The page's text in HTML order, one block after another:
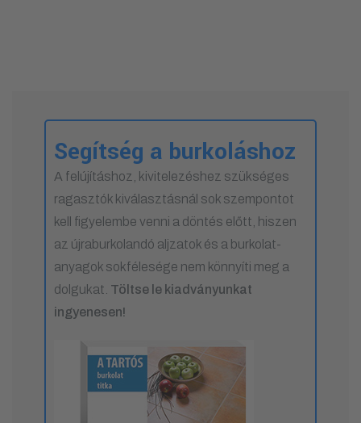
Segítség a burkoláshoz
A felújításhoz, kivitelezéshez szükséges
ragasztók kiválasztásnál sok szempontot
kell figyelembe venni a döntés előtt, hiszen
az újraburkolandó aljzatok és a burkolat-
anyagok sokfélesége nem könnyíti meg a
dolgukat. Töltse le kiadványunkat
ingyenesen!